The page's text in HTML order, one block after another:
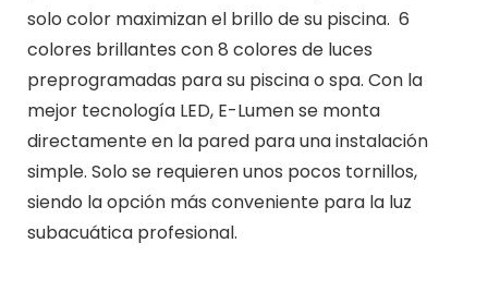
solo color maximizan el brillo de su piscina. 6
colores brillantes con 8 colores de luces
preprogramadas para su piscina o spa. Con la
mejor tecnología LED, E-Lumen se monta
directamente en la pared para una instalación
simple. Solo se requieren unos pocos tornillos,
siendo la opción más conveniente para la luz
subacuática profesional.